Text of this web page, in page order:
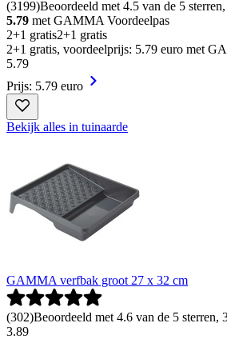
(3199)Beoordeeld met 4.5 van de 5
5.79 met GAMMA Voordeelpas
2+1 gratis2+1 gratis
2+1 gratis, voordeelprijs: 5.79 euro met
5.79
Prijs: 5.79 euro
Bekijk alles in tuinaarde
GAMMA verfbak groot 27 x 32 cm
(302)Beoordeeld met 4.6 van de 5 sterren,
3.89